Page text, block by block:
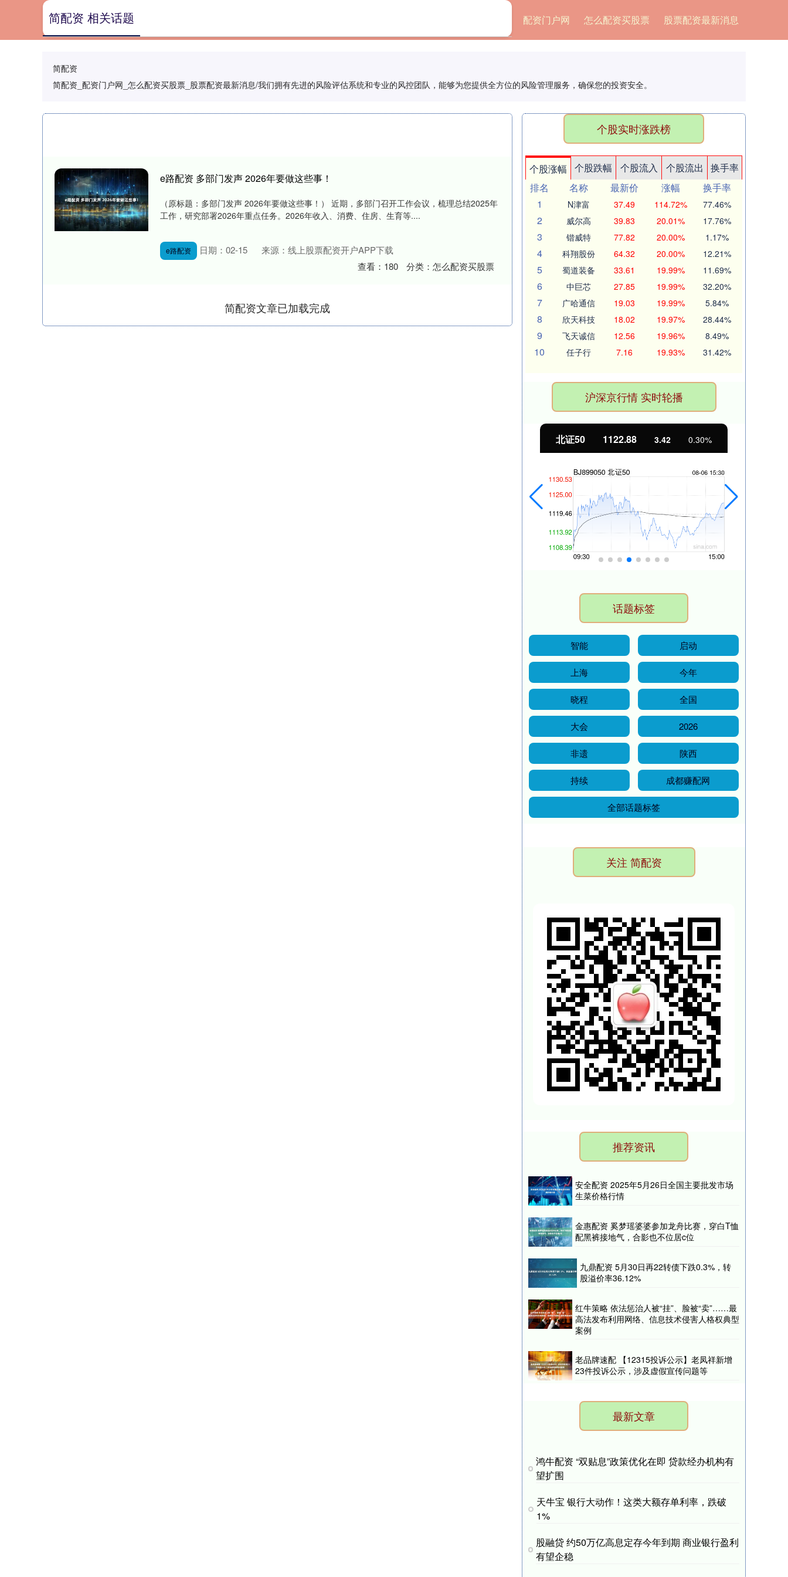
配资门户网 怎么配资买股票 股票配资最新消息
简配资
简配资_配资门户网_怎么配资买股票_股票配资最新消息/我们拥有先进的风险评估系统和专业的风控团队，能够为您提供全方位的风险管理服务，确保您的投资安全。
简配资 相关话题
e路配资 多部门发声 2026年要做这些事！
（原标题：多部门发声 2026年要做这些事！） 近期，多部门召开工作会议，梳理总结2025年
工作，研究部署2026年重点任务。2026年收入、消费、住房、生育等....
e路配资 日期：02-15
来源：线上股票配资开户APP下载
查看： 180 分类： 怎么配资买股票
简配资文章已加载完成
个股实时涨跌榜
个股涨幅 个股跌幅 个股流入 个股流出
换手率
排名
名称 最新价 涨幅
换手率
1
N津富 37.49 114.72% 77.46%
2 威尔高 39.83 20.01% 17.76%
3 锴威特 77.82 20.00% 1.17%
4 科翔股份 64.32 20.00% 12.21%
5 蜀道装备 33.61 19.99% 11.69%
6 中巨芯 27.85 19.99% 32.20%
7 广哈通信 19.03 19.99% 5.84%
8 欣天科技 18.02 19.97% 28.44%
9 飞天诚信 12.56 19.96% 8.49%
10 任子行 7.16 19.93% 31.42%
沪深京行情 实时轮播
北证50 1122.88 3.42 0.30%
话题标签
智能 启动
上海 今年
晓程 全国
大会 2026
非遗 陕西
持续 成都赚配网
全部话题标签
关注 简配资
推荐资讯
安全配资 2025年5月26日全国主要批发市场
生菜价格行情
金惠配资 奚梦瑶婆婆参加龙舟比赛，穿白T恤
配黑裤接地气，合影也不位居c位
九鼎配资 5月30日再22转债下跌0.3%，转
股溢价率36.12%
红牛策略 依法惩治人被“挂”、脸被“卖”……最
高法发布利用网络、信息技术侵害人格权典型
案例
老品牌速配 【12315投诉公示】老凤祥新增
23件投诉公示，涉及虚假宣传问题等
最新文章
鸿牛配资 “双贴息”政策优化在即 贷款经办机构有
望扩围
天牛宝 银行大动作！这类大额存单利率，跌破
1%
股融贷 约50万亿高息定存今年到期 商业银行盈利
有望企稳